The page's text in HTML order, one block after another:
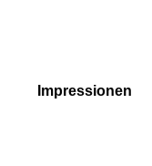
Impressionen